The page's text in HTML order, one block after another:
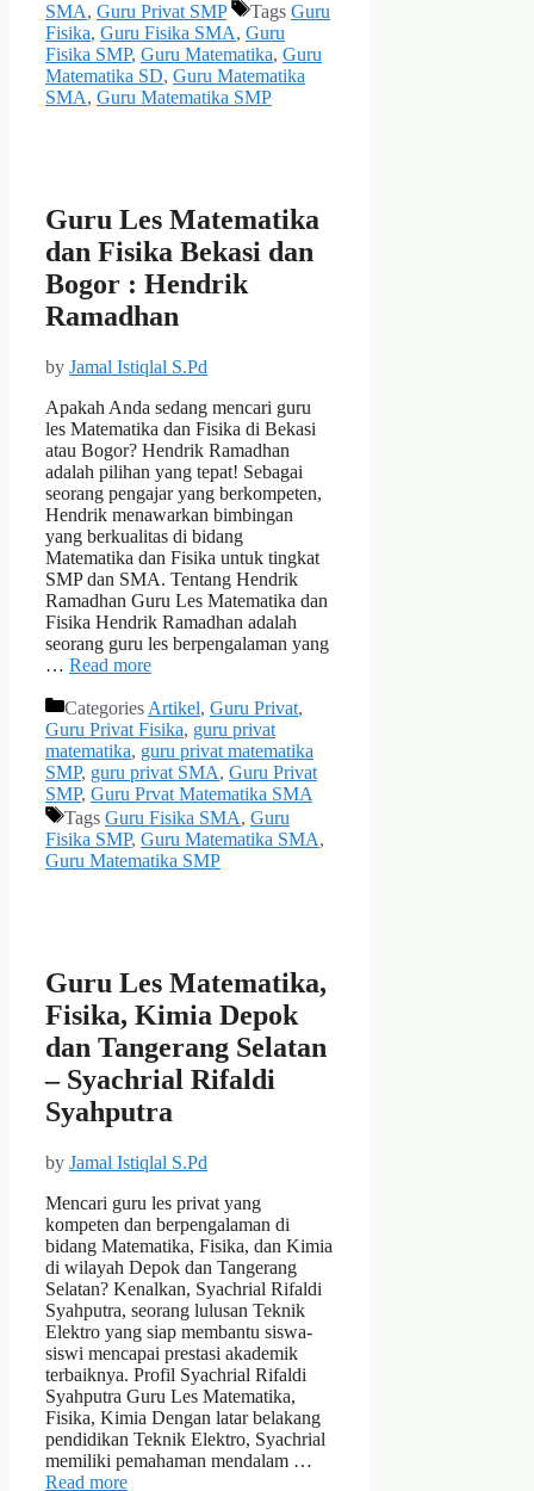
SMA, Guru Privat SMP Tags Guru
Fisika, Guru Fisika SMA, Guru
Fisika SMP, Guru Matematika, Guru
Matematika SD, Guru Matematika
SMA, Guru Matematika SMP
Guru Les Matematika
dan Fisika Bekasi dan
Bogor : Hendrik
Ramadhan
by Jamal Istiqlal S.Pd
Apakah Anda sedang mencari guru
les Matematika dan Fisika di Bekasi
atau Bogor? Hendrik Ramadhan
adalah pilihan yang tepat! Sebagai
seorang pengajar yang berkompeten,
Hendrik menawarkan bimbingan
yang berkualitas di bidang
Matematika dan Fisika untuk tingkat
SMP dan SMA. Tentang Hendrik
Ramadhan Guru Les Matematika dan
Fisika Hendrik Ramadhan adalah
seorang guru les berpengalaman yang
… Read more
Categories Artikel, Guru Privat,
Guru Privat Fisika, guru privat
matematika, guru privat matematika
SMP, guru privat SMA, Guru Privat
SMP, Guru Prvat Matematika SMA
Tags Guru Fisika SMA, Guru
Fisika SMP, Guru Matematika SMA,
Guru Matematika SMP
Guru Les Matematika,
Fisika, Kimia Depok
dan Tangerang Selatan
– Syachrial Rifaldi
Syahputra
by Jamal Istiqlal S.Pd
Mencari guru les privat yang
kompeten dan berpengalaman di
bidang Matematika, Fisika, dan Kimia
di wilayah Depok dan Tangerang
Selatan? Kenalkan, Syachrial Rifaldi
Syahputra, seorang lulusan Teknik
Elektro yang siap membantu siswa-
siswi mencapai prestasi akademik
terbaiknya. Profil Syachrial Rifaldi
Syahputra Guru Les Matematika,
Fisika, Kimia Dengan latar belakang
pendidikan Teknik Elektro, Syachrial
memiliki pemahaman mendalam …
Read more